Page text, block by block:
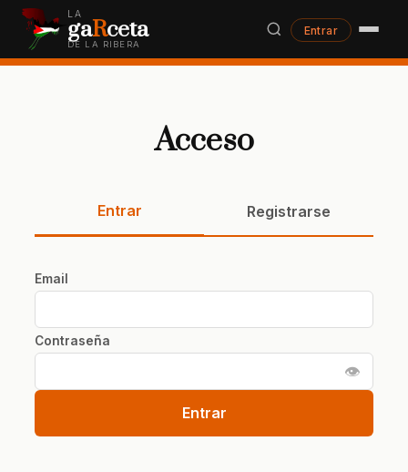
LA
gaRceta
DE LA RIBERA
Entrar
Acceso
Entrar Registrarse
Email
Contraseña
👁
Entrar